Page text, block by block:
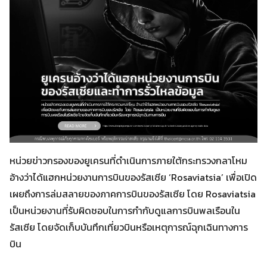
หน่วยข่าวกรองของยูเครนที่ดำเนินการภายใต้กระทรวงกลาโหม
อ้างว่าได้แฮกหน่วยงานการบินของรัสเซีย ‘Rosaviatsia’ เพื่อเปิด
เผยถึงการล่มสลายของภาคการบินของรัสเซีย โดย Rosaviatsia
เป็นหน่วยงานที่รับผิดชอบในการกำกับดูแลการบินพลเรือนใน
รัสเซีย โดยจัดเก็บบันทึกเที่ยวบินหรือเหตุการณ์ฉุกเฉินทางการ
บิน